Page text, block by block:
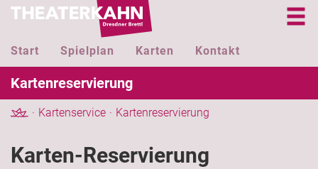
Start Spielplan Karten Kontakt
Kartenreservierung
Kartenservice Kartenreservierung
Karten-Reservierung